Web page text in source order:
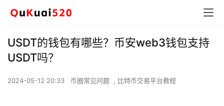
USDT的钱包有哪些？币安web3钱包支持
USDT吗？
2024-05-12 20:33 币圈常见问题 , 比特币交易平台教程